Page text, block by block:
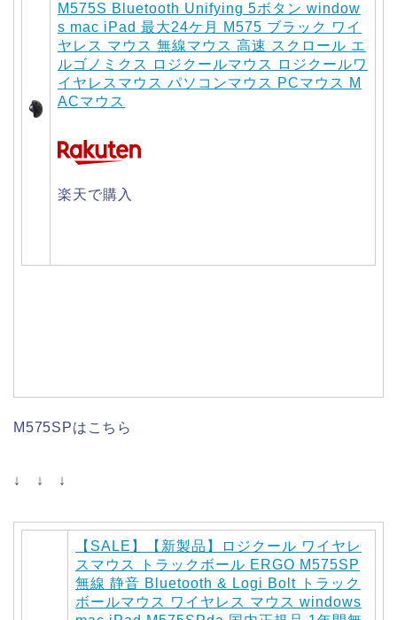
M575S Bluetooth Unifying 5ボタン window
s mac iPad 最大24ケ月 M575 ブラック ワイ
ヤレス マウス 無線マウス 高速 スクロール エ
ルゴノミクス ロジクールマウス ロジクールワ
イヤレスマウス パソコンマウス PCマウス M
ACマウス
楽天で購入
M575SPはこちら
↓ ↓ ↓
【SALE】【新製品】ロジクール ワイヤレ
スマウス トラックボール ERGO M575SP
無線 静音 Bluetooth & Logi Bolt トラック
ボールマウス ワイヤレス マウス windows